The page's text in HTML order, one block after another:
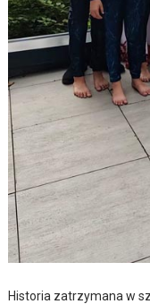
Historia zatrzymana w